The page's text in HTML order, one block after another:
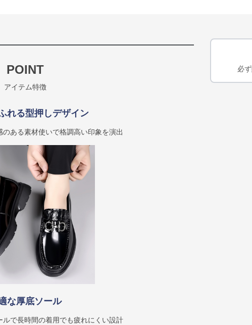
POINT
アイテム特徴
れる型押しデザイン
ある素材使いで格調高い印象を演出
な厚底ソール
で長時間の着用でも疲れにくい設計
必